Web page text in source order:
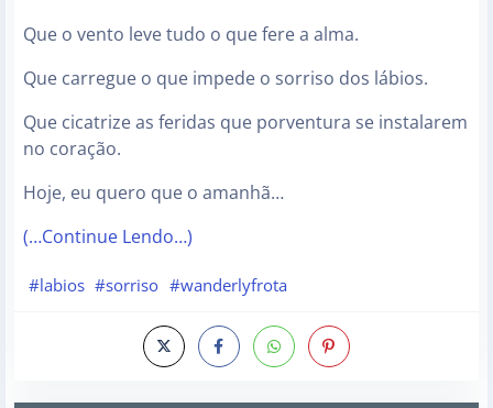
Que o vento leve tudo o que fere a alma.
Que carregue o que impede o sorriso dos lábios.
Que cicatrize as feridas que porventura se instalarem
no coração.
Hoje, eu quero que o amanhã…
(…Continue Lendo…)
#labios #sorriso #wanderlyfrota